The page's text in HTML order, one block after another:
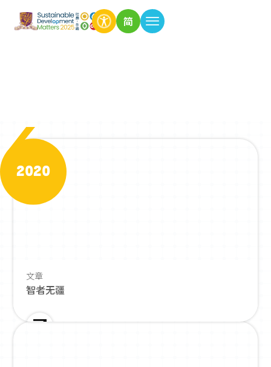
简
2020
文章
智者无疆